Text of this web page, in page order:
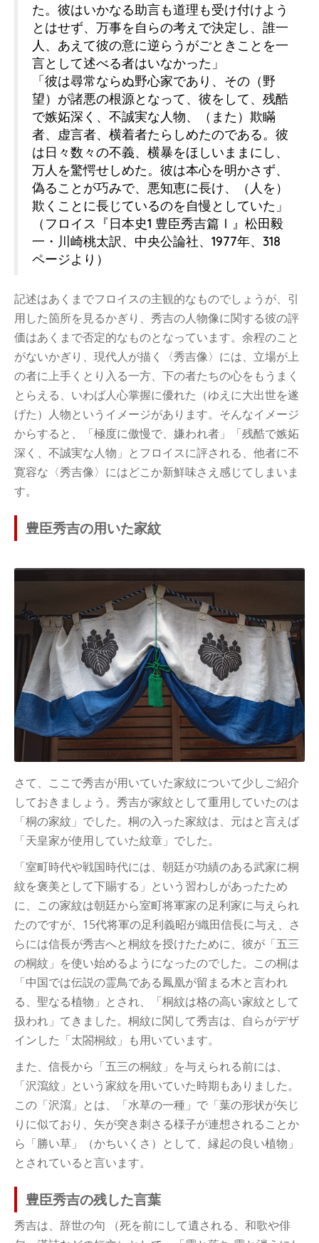
た。彼はいかなる助言も道理も受け付けよう
とはせず、万事を自らの考えで決定し、誰一
人、あえて彼の意に逆らうがごときことを一
言として述べる者はいなかった」
「彼は尋常ならぬ野心家であり、その（野
望）が諸悪の根源となって、彼をして、残酷
で嫉妬深く、不誠実な人物、（また）欺瞞
者、虚言者、横着者たらしめたのである。彼
は日々数々の不義、横暴をほしいままにし、
万人を驚愕せしめた。彼は本心を明かさず、
偽ることが巧みで、悪知恵に長け、（人を）
欺くことに長じているのを自慢としていた」
（フロイス『日本史1 豊臣秀吉篇Ⅰ』松田毅
一・川崎桃太訳、中央公論社、1977年、318
ページより）
記述はあくまでフロイスの主観的なものでしょうが、引
用した箇所を見るかぎり、秀吉の人物像に関する彼の評
価はあくまで否定的なものとなっています。余程のこと
がないかぎり、現代人が描く〈秀吉像〉には、立場が上
の者に上手くとり入る一方、下の者たちの心をもうまく
とらえる、いわば人心掌握に優れた（ゆえに大出世を遂
げた）人物というイメージがあります。そんなイメージ
からすると、「極度に傲慢で、嫌われ者」「残酷で嫉妬
深く、不誠実な人物」とフロイスに評される、他者に不
寛容な〈秀吉像〉にはどこか新鮮味さえ感じてしまいま
す。
豊臣秀吉の用いた家紋
さて、ここで秀吉が用いていた家紋について少しご紹介
しておきましょう。秀吉が家紋として重用していたのは
「桐の家紋」でした。桐の入った家紋は、元はと言えば
「天皇家が使用していた紋章」でした。
「室町時代や戦国時代には、朝廷が功績のある武家に桐
紋を褒美として下賜する」という習わしがあったため
に、この家紋は朝廷から室町将軍家の足利家に与えられ
たのですが、15代将軍の足利義昭が織田信長に与え、さ
らには信長が秀吉へと桐紋を授けたために、彼が「五三
の桐紋」を使い始めるようになったのでした。この桐は
「中国では伝説の霊鳥である鳳凰が留まる木と言われ
る、聖なる植物」とされ、「桐紋は格の高い家紋として
扱われ」てきました。桐紋に関して秀吉は、自らがデザ
インした「太閤桐紋」も用いています。
また、信長から「五三の桐紋」を与えられる前には、
「沢瀉紋」という家紋を用いていた時期もありました。
この「沢瀉」とは、「水草の一種」で「葉の形状が矢じ
りに似ており、矢が突き刺さる様子が連想されることか
ら「勝い草」（かちいくさ）として、縁起の良い植物」
とされていると言います。
豊臣秀吉の残した言葉
秀吉は、辞世の句 （死を前にして遺される、和歌や俳